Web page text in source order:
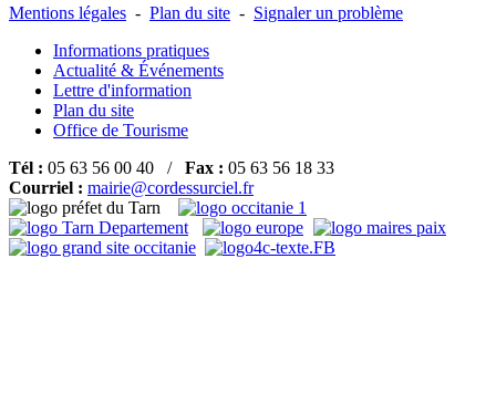
Mentions légales - Plan du site - Signaler un problème
Informations pratiques
Actualité & Événements
Lettre d'information
Plan du site
Office de Tourisme
Tél : 05 63 56 00 40 / Fax : 05 63 56 18 33
Courriel : mairie@cordessurciel.fr